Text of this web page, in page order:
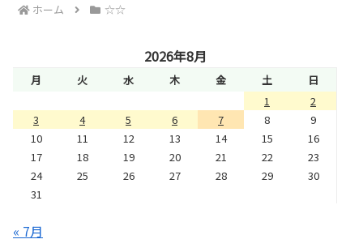
ホーム ☆☆
2026年8月
月 火 水 木 金 土
日
1
2
3
4 5 6 7 8
9
10
11 12 13 14 15
16
17
18 19 20 21 22
23
24
25 26 27 28 29
30
31
« 7月